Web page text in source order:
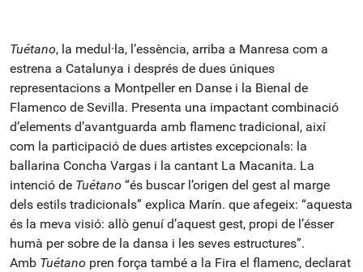
Tuétano, la medul·la, l’essència, arriba a Manresa com a
estrena a Catalunya i després de dues úniques
representacions a Montpeller en Danse i la Bienal de
Flamenco de Sevilla. Presenta una impactant combinació
d’elements d’avantguarda amb flamenc tradicional, així
com la participació de dues artistes excepcionals: la
ballarina Concha Vargas i la cantant La Macanita. La
intenció de Tuétano “és buscar l’origen del gest al marge
dels estils tradicionals” explica Marín. que afegeix: “aquesta
és la meva visió: allò genuí d’aquest gest, propi de l’ésser
humà per sobre de la dansa i les seves estructures”.
Amb Tuétano pren força també a la Fira el flamenc, declarat